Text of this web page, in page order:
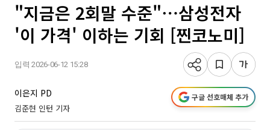
"지금은 2회말 수준"⋯삼성전자
'이 가격' 이하는 기회 [찐코노미]
입력 2026-06-12 15:28
이은지 PD
김준현 인턴 기자
구글 선호매체 추가